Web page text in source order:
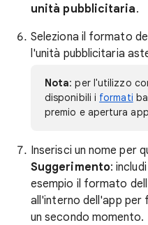
unità pubblicitaria.
Seleziona il formato
l'unità pubblicitaria
Nota: per l'utilizzo
disponibili i formati
premio e apertura
Inserisci un nome per
Suggerimento:
esempio il formato
all'interno dell'app per
un secondo momento.